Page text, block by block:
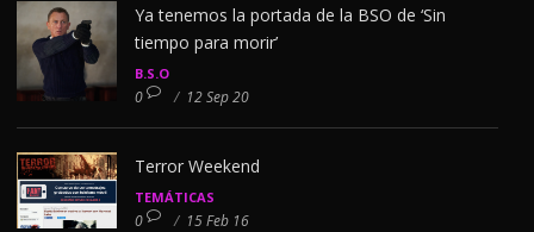
Ya tenemos la portada de la BSO de ‘Sin
tiempo para morir’
B.S.O
0 / 12 Sep 20
Terror Weekend
TEMÁTICAS
0 / 15 Feb 16